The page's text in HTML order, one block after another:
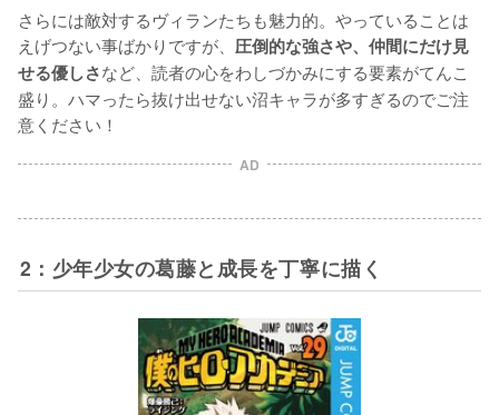
さらには敵対するヴィランたちも魅力的。やっていることは
えげつない事ばかりですが、 圧倒的な強さや、仲間にだけ見
せる優しさなど、読者の心をわしづかみにする要素がてんこ
盛り。ハマったら抜け出せない沼キャラが多すぎるのでご注
意ください！
AD
2：少年少女の葛藤と成長を丁寧に描く